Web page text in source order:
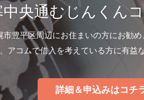
央通むじんくん
市豊平区周辺にお住まいの方にお勧め
アコムで借入を考えている方に有益
詳細＆申込みはコチ